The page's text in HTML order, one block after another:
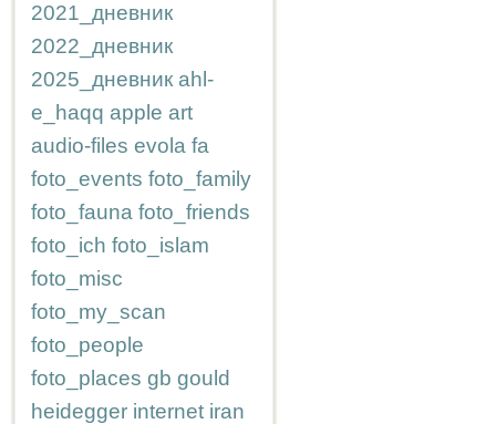
2021_дневник
2022_дневник
2025_дневник ahl-
e_haqq apple art
audio-files evola fa
foto_events foto_family
foto_fauna foto_friends
foto_ich foto_islam
foto_misc
foto_my_scan
foto_people
foto_places gb gould
heidegger internet iran